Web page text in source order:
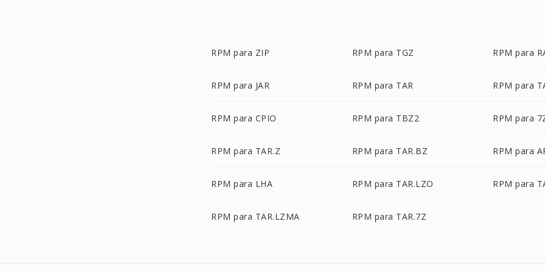
RPM para ZIP RPM para TGZ RPM para
RPM para JAR RPM para TAR RPM para
RPM para CPIO RPM para TBZ2 RPM para
RPM para TAR.Z RPM para TAR.BZ RPM para
RPM para LHA RPM para TAR.LZO RPM para
RPM para TAR.LZMA RPM para TAR.7Z